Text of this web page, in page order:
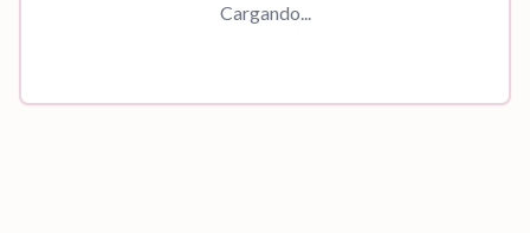
Cargando...